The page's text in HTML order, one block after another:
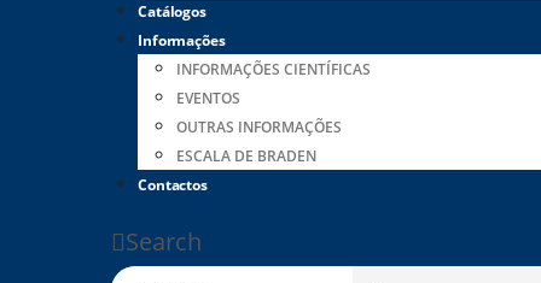
Catálogos
Informações
INFORMAÇÕES CIENTÍFICAS
EVENTOS
OUTRAS INFORMAÇÕES
ESCALA DE BRADEN
Contactos
Search